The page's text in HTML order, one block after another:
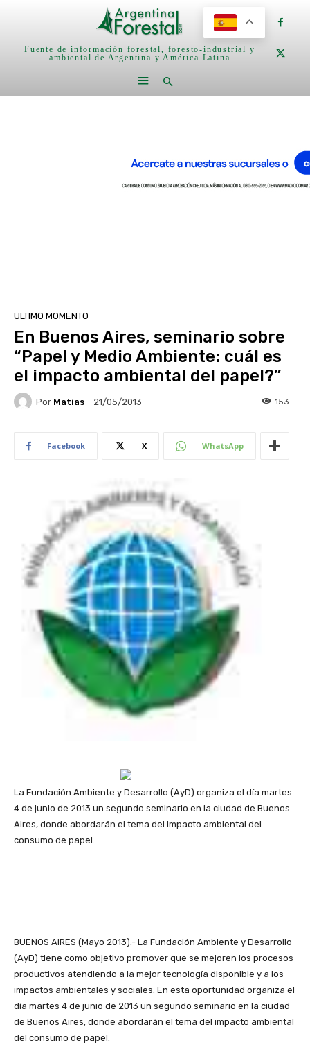
Fuente de información forestal, foresto-industrial y
ambiental de Argentina y América Latina
ULTIMO MOMENTO
En Buenos Aires, seminario sobre
“Papel y Medio Ambiente: cuál es
el impacto ambiental del papel?”
Por Matias 21/05/2013 153
Facebook X WhatsApp
La Fundación Ambiente y Desarrollo (AyD) organiza el día martes
4 de junio de 2013 un segundo seminario en la ciudad de Buenos
Aires, donde abordarán el tema del impacto ambiental del
consumo de papel.
BUENOS AIRES (Mayo 2013).- La Fundación Ambiente y Desarrollo
(AyD) tiene como objetivo promover que se mejoren los procesos
productivos atendiendo a la mejor tecnología disponible y a los
impactos ambientales y sociales. En esta oportunidad organiza el
día martes 4 de junio de 2013 un segundo seminario en la ciudad
de Buenos Aires, donde abordarán el tema del impacto ambiental
del consumo de papel.